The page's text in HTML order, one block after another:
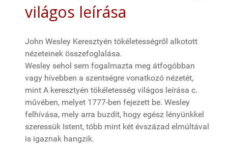
világos leírása
John Wesley Keresztyén tökéletességről alkotott
nézeteinek összefoglalása.
Wesley sehol sem fogalmazta meg átfogóbban
vagy hívebben a szentségre vonatkozó nézetét,
mint A keresztyén tökéletesség világos leírása c.
művében, melyet 1777-ben fejezett be. Wesley
felhívása, mely arra buzdít, hogy egész lényünkkel
szeressük Istent, több mint két évszázad elmúltával
is igaznak hangzik.